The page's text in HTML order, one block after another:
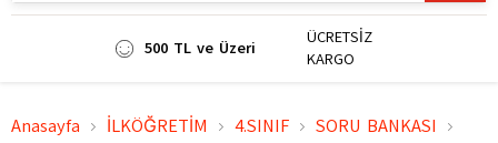
500 TL ve Üzeri
ÜCRETSİZ
KARGO
Anasayfa İLKÖĞRETİM 4.SINIF
SORU BANKASI